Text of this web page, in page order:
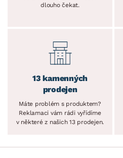
dlouho čekat.
13 kamenných
prodejen
Máte problém s produktem?
Reklamaci vám rádi vyřídíme
v některé z našich 13 prodejen.